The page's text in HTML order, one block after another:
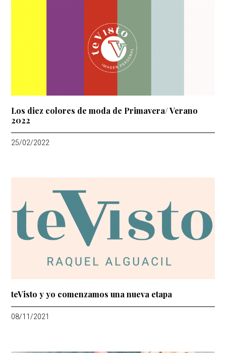
Los diez colores de moda de Primavera/ Verano
2022
25/02/2022
teVisto y yo comenzamos una nueva etapa
08/11/2021